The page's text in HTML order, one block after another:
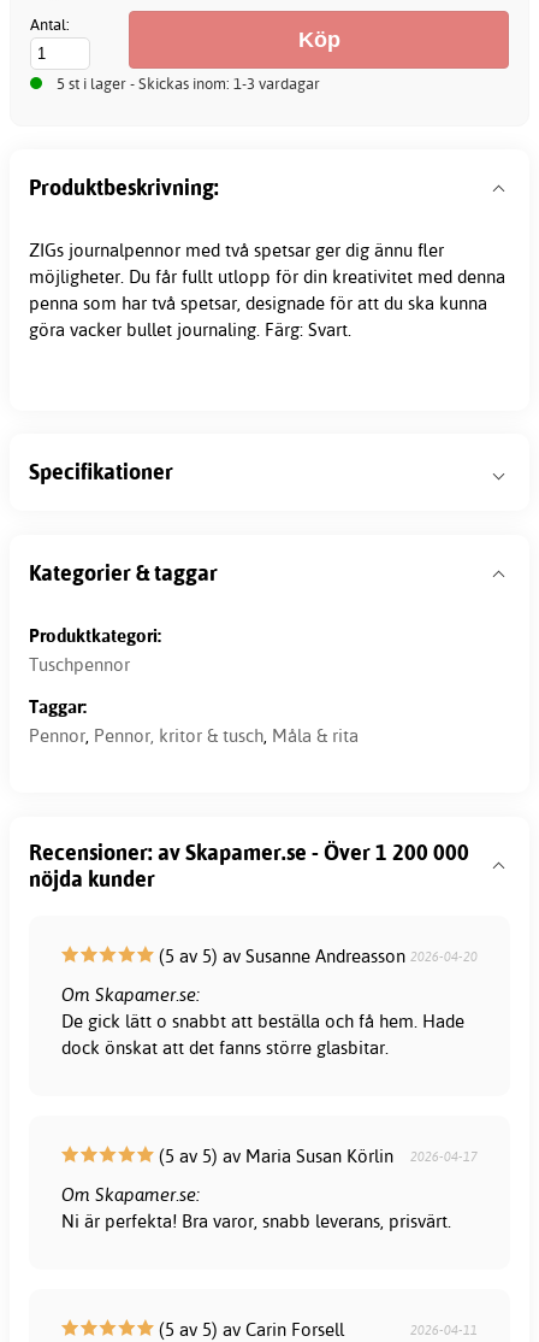
Antal:
5 st i lager - Skickas inom: 1-3 vardagar
Produktbeskrivning:
ZIGs journalpennor med två spetsar ger dig ännu fler
möjligheter. Du får fullt utlopp för din kreativitet med denna
penna som har två spetsar, designade för att du ska kunna
göra vacker bullet journaling. Färg: Svart.
Specifikationer
Kategorier & taggar
Produktkategori:
Tuschpennor
Taggar:
Pennor, Pennor, kritor & tusch, Måla & rita
Recensioner: av Skapamer.se - Över 1 200 000
nöjda kunder
(5 av 5) av Susanne Andreasson 2026-04-20
Om Skapamer.se:
De gick lätt o snabbt att beställa och få hem. Hade
dock önskat att det fanns större glasbitar.
(5 av 5) av Maria Susan Körlin 2026-04-17
Om Skapamer.se:
Ni är perfekta! Bra varor, snabb leverans, prisvärt.
(5 av 5) av Carin Forsell 2026-04-11